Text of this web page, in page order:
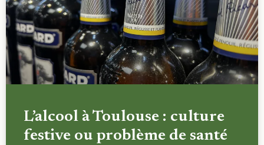
L’alcool à Toulouse : culture
festive ou problème de santé